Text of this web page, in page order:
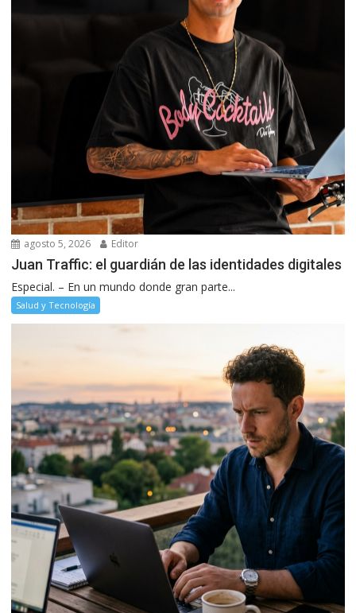
agosto 5, 2026 Editor
Juan Traffic: el guardián de las identidades digitales
Especial. – En un mundo donde gran parte...
Salud y Tecnología